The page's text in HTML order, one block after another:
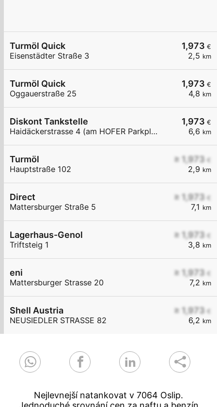
1,973 €
2,5 km
Turmöl Quick
Eisenstädter Straße 3
1,973 €
4,8 km
Turmöl Quick
Oggauerstraße 25
1,973 €
6,6 km
Diskont Tankstelle
Haidäckerstrasse 4 (am HOFER Parkplatz)
≥ 1,973 €
2,9 km
Turmöl
Hauptstraße 102
≥ 1,973 €
7,1 km
Direct
Mattersburger Straße 5
≥ 1,973 €
3,8 km
Lagerhaus-Genol
Triftsteig 1
≥ 1,973 €
7,2 km
eni
Mattersburger Strasse 20
≥ 1,973 €
6,2 km
Shell Austria
NEUSIEDLER STRASSE 82
Nejlevnejší natankovat v 7064 Oslip.